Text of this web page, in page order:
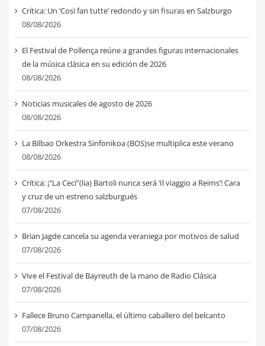
Crítica: Un ‘Così fan tutte’ redondo y sin fisuras en Salzburgo
08/08/2026
El Festival de Pollença reúne a grandes figuras internacionales
de la música clásica en su edición de 2026
08/08/2026
Noticias musicales de agosto de 2026
08/08/2026
La Bilbao Orkestra Sinfonikoa (BOS)se multiplica este verano
08/08/2026
Crítica: ¡“La Ceci”(lia) Bartoli nunca será ‘Il viaggio a Reims’! Cara
y cruz de un estreno salzburgués
07/08/2026
Brian Jagde cancela su agenda veraniega por motivos de salud
07/08/2026
Vive el Festival de Bayreuth de la mano de Radio Clásica
07/08/2026
Fallece Bruno Campanella, el último caballero del belcanto
07/08/2026